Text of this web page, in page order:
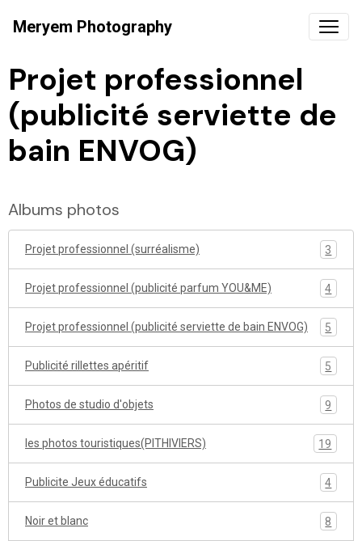
Meryem Photography
Projet professionnel
(publicité serviette de
bain ENVOG)
Albums photos
Projet professionnel (surréalisme) 3
Projet professionnel (publicité parfum YOU&ME) 4
Projet professionnel (publicité serviette de bain ENVOG) 5
Publicité rillettes apéritif 5
Photos de studio d'objets 9
les photos touristiques(PITHIVIERS) 19
Publicite Jeux éducatifs 4
Noir et blanc 8